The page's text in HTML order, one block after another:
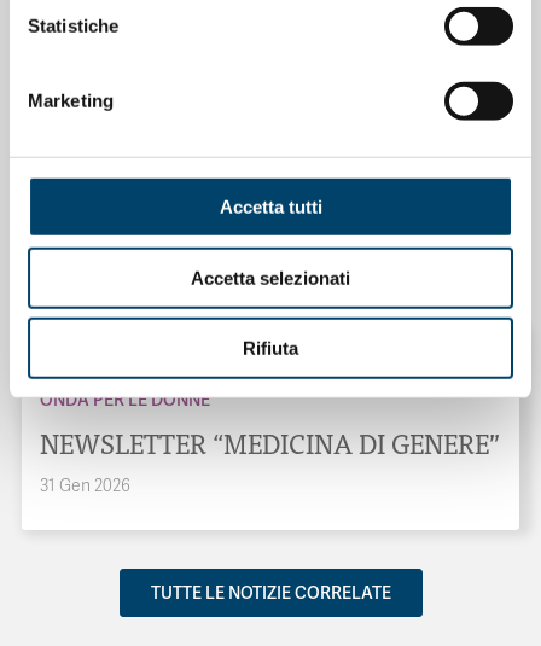
Statistiche
Marketing
Accetta tutti
Accetta selezionati
Rifiuta
Salu’. Dal dialogo alla cura
ONDA PER LE DONNE
NEWSLETTER “MEDICINA DI GENERE”
31 Gen 2026
TUTTE LE NOTIZIE CORRELATE